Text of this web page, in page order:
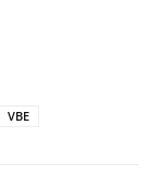
VBE